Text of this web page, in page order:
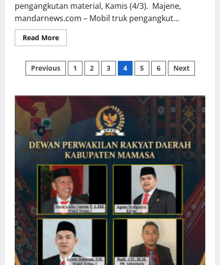
pengangkutan material, Kamis (4/3). Majene,
mandarnews.com – Mobil truk pengangkut...
Read MoreRead
more
Pengangkut
Material
Terus
Lokasi
TMMD
Posts
pagination
Previous 1 2 3 4 5 6 Next